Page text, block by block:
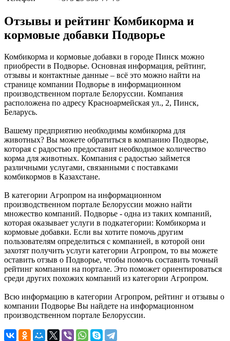
Отзывы и рейтинг Комбикорма и
кормовые добавки Подворье
Комбикорма и кормовые добавки в городе Пинск можно
приобрести в Подворье. Основная информация, рейтинг,
отзывы и контактные данные – всё это можно найти на
странице компании Подворье в информационном
производственном портале Белоруссии. Компания
расположена по адресу Красноармейская ул., 2, Пинск,
Беларусь.
Вашему предприятию необходимы комбикорма для
животных? Вы можете обратиться в компанию Подворье,
которая с радостью предоставит необходимое количество
корма для животных. Компания с радостью займется
различными услугами, связанными с поставками
комбикормов в Казахстане.
В категории Агропром на информационном
производственном портале Белоруссии можно найти
множество компаний. Подворье - одна из таких компаний,
которая оказывает услуги в подкатегории: Комбикорма и
кормовые добавки. Если вы хотите помочь другим
пользователям определиться с компанией, в которой они
захотят получить услуги категории Агропром, то вы можете
оставить отзыв о Подворье, чтобы помочь составить точный
рейтинг компании на портале. Это поможет ориентироваться
среди других похожих компаний из категории Агропром.
Всю информацию в категории Агропром, рейтинг и отзывы о
компании Подворье Вы найдете на информационном
производственном портале Белоруссии.